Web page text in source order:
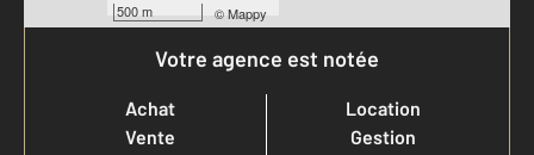
500 m ©Mappy
Votre agence est notée
Achat
Vente
Location
Gestion